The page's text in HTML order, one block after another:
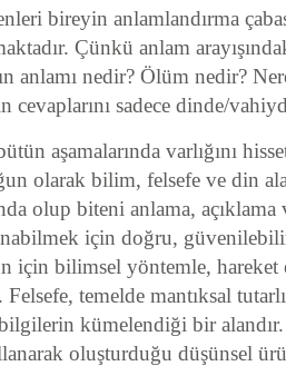
bireyin anlamlandırma
Çünkü anlam
anlamı nedir? Ölüm nedir?
cevaplarını sadece dinde/
aşamalarında varlığını
olarak bilim, felsefe ve din
olup biteni anlama,
için doğru,
için bilimsel yöntemle, hareket
temelde mantıksal
kümelendiği bir
oluşturduğu düşünsel